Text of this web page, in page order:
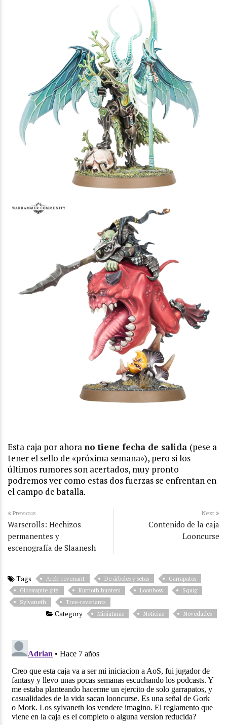
Esta caja por ahora no tiene fecha de salida (pese a
tener el sello de «próxima semana»), pero si los
últimos rumores son acertados, muy pronto
podremos ver como estas dos fuerzas se enfrentan en
el campo de batalla.
Previous
Warscrolls: Hechizos
permanentes y
escenografía de Slaanesh
Next
Contenido de la caja
Looncurse
Tags Arch-revenant De árboles y setas
Garrapatos
Gloomspite gitz
Kurnoth hunters Loonboss
Squig
Sylvaneth
Tree-revenants
Category Miniaturas Noticias Novedades